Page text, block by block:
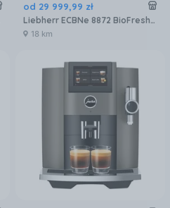
od 29 999,99 zł
Liebherr ECBNe 8872 BioFresh NoFrost
18 km